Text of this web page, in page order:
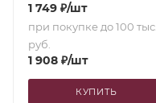
1 749 ₽/шт
при покупке до 100 тыс.
руб.
1 908 ₽/шт
КУПИТЬ